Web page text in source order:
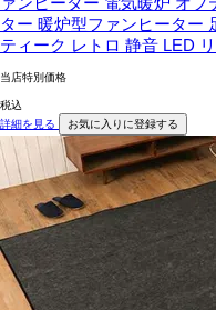
ター 暖炉型ファンヒーター
ティーク レトロ 静音 LED
当店特別価格
税込
詳細を見る
お気に入りに登録する